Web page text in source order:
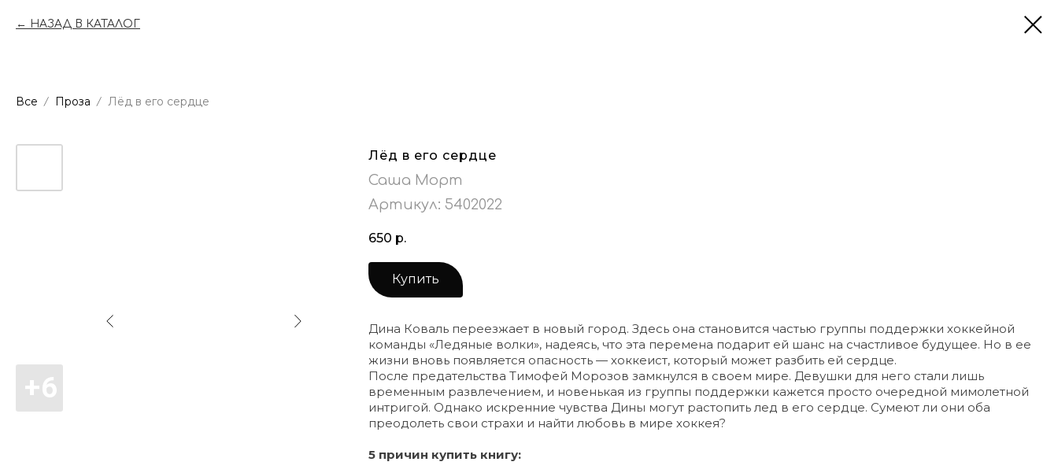
НАЗАД В КАТАЛОГ
Все Проза Лёд в его сердце
Лёд в его сердце
Саша Морт
Артикул: 5402022
650 р.
Купить
Дина Коваль переезжает в новый город. Здесь она становится частью группы поддержки хоккейной
команды «Ледяные волки», надеясь, что эта перемена подарит ей шанс на счастливое будущее. Но в ее
жизни вновь появляется опасность — хоккеист, который может разбить ей сердце.
После предательства Тимофей Морозов замкнулся в своем мире. Девушки для него стали лишь
временным развлечением, и новенькая из группы поддержки кажется просто очередной мимолетной
интригой. Однако искренние чувства Дины могут растопить лед в его сердце. Сумеют ли они оба
преодолеть свои страхи и найти любовь в мире хоккея?
5 причин купить книгу: